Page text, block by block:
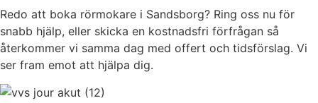
Redo att boka rörmokare i Sandsborg? Ring oss nu för
snabb hjälp, eller skicka en kostnadsfri förfrågan så
återkommer vi samma dag med offert och tidsförslag. Vi
ser fram emot att hjälpa dig.